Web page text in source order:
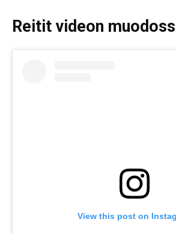
Reitit videon
View this post on